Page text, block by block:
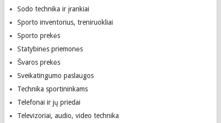
Sodo technika ir įrankiai
Sporto inventorius, treniruokliai
Sporto prekės
Statybinės priemonės
Švaros prekės
Sveikatingumo paslaugos
Technika sportininkams
Telefonai ir jų priedai
Televizoriai, audio, video technika